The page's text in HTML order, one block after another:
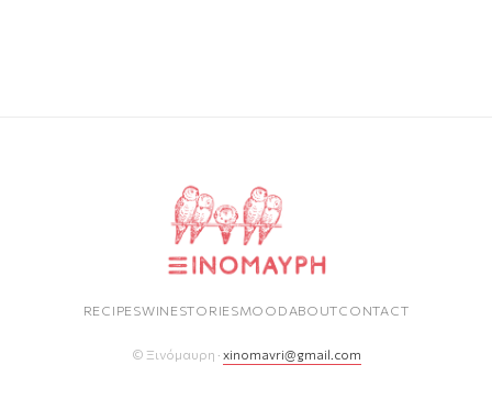
RECIPESWINESTORIESMOOD ABOUTCONTACT
© Ξινόμαυρη · xinomavri@gmail.com